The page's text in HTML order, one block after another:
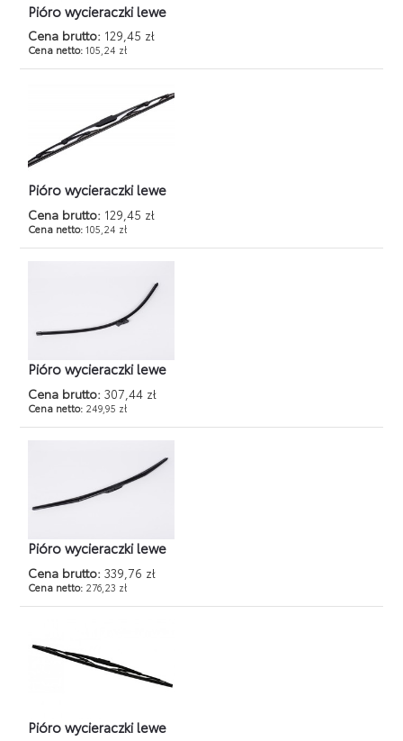
Pióro wycieraczki lewe
Cena brutto: 129,45 zł
Cena netto:105,24 zł
Pióro wycieraczki lewe
Cena brutto: 129,45 zł
Cena netto:105,24 zł
Pióro wycieraczki lewe
Cena brutto: 307,44 zł
Cena netto: 249,95 zł
Pióro wycieraczki lewe
Cena brutto: 339,76 zł
Cena netto: 276,23 zł
Pióro wycieraczki lewe